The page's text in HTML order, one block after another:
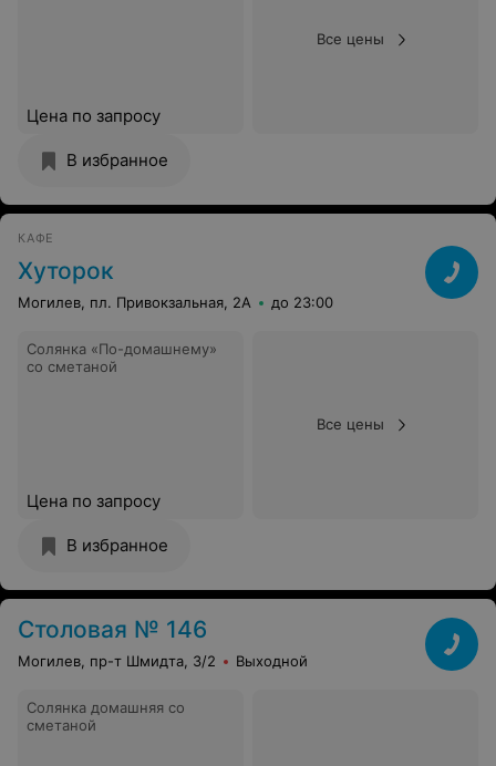
Цена по запросу
Все цены
В избранное
КАФЕ
Хуторок
Могилев, пл. Привокзальная, 2А до 23:00
Солянка «По-домашнему»
со сметаной
Цена по запросу
Все цены
В избранное
Столовая № 146
Могилев, пр-т Шмидта, 3/2 Выходной
Солянка домашняя со
сметаной